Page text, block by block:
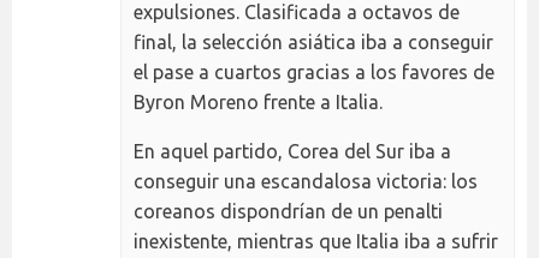
expulsiones. Clasificada a octavos de
final, la selección asiática iba a conseguir
el pase a cuartos gracias a los favores de
Byron Moreno frente a Italia.
En aquel partido, Corea del Sur iba a
conseguir una escandalosa victoria: los
coreanos dispondrían de un penalti
inexistente, mientras que Italia iba a sufrir